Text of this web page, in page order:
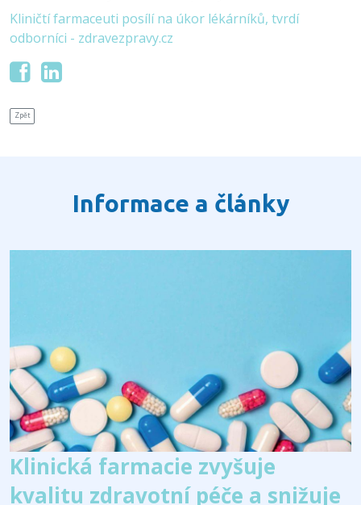
Kliničtí farmaceuti posílí na úkor lékárníků, tvrdí
odborníci - zdravezpravy.cz
Zpět
Informace a články
Klinická farmacie zvyšuje
kvalitu zdravotní péče a snižuje